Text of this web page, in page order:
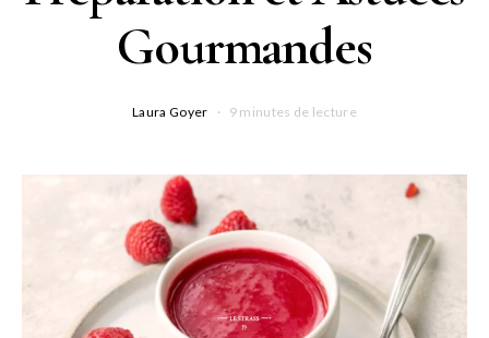
Gourmandes
Laura Goyer 9 minutes de lecture